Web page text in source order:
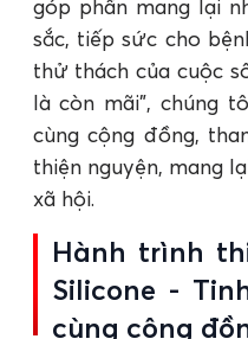
góp phần mang lại
sắc, tiếp sức cho
thử thách của cuộc
là còn mãi”, chúng
cùng cộng đồng,
thiện nguyện, mang
xã hội.
Hành trình
Silicone -
cùng cộng